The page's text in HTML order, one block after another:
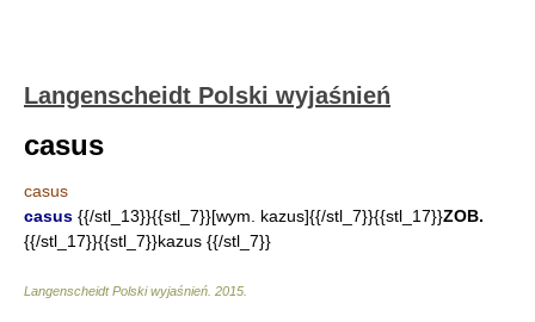
Langenscheidt Polski wyjaśnień
casus
casus
casus {{/stl_13}}{{stl_7}}[wym. kazus]{{/stl_7}}{{stl_17}}ZOB.
{{/stl_17}}{{stl_7}}kazus {{/stl_7}}
Langenscheidt Polski wyjaśnień 2015